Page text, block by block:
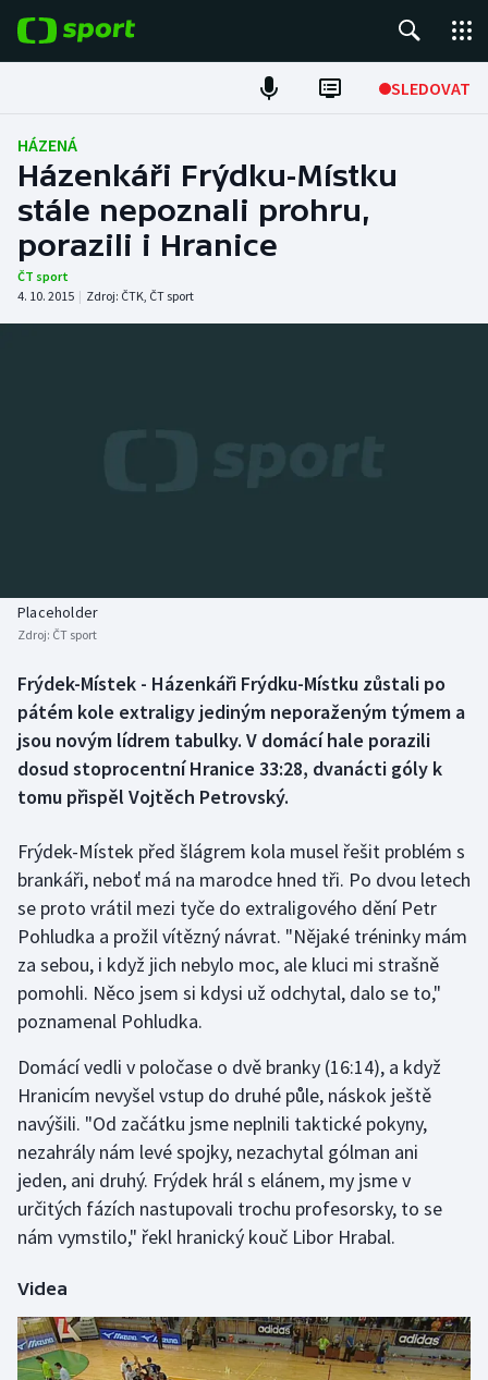
SLEDOVAT
Fotbal
Hokej
Tenis
Atletika
Biatlon
Box
Curling
Florbal
Futsal
Golf
Gymnastika
Házená
Jezdectví
Judo
Krasobruslení
Lezení
Lyže a snowboard
Aplikace ČT sport
HÁZENÁ
Házenkáři Frýdku-Místku
stále nepoznali prohru,
porazili i Hranice
ČT sport
4. 10. 2015 | Zdroj: ČTK, ČT sport
Placeholder
Zdroj: ČT sport
Frýdek-Místek - Házenkáři Frýdku-Místku zůstali po
pátém kole extraligy jediným neporaženým týmem a
jsou novým lídrem tabulky. V domácí hale porazili
dosud stoprocentní Hranice 33:28, dvanácti góly k
tomu přispěl Vojtěch Petrovský.
Frýdek-Místek před šlágrem kola musel řešit problém s
brankáři, neboť má na marodce hned tři. Po dvou letech
se proto vrátil mezi tyče do extraligového dění Petr
Pohludka a prožil vítězný návrat. "Nějaké tréninky mám
za sebou, i když jich nebylo moc, ale kluci mi strašně
pomohli. Něco jsem si kdysi už odchytal, dalo se to,"
poznamenal Pohludka.
Domácí vedli v poločase o dvě branky (16:14), a když
Hranicím nevyšel vstup do druhé půle, náskok ještě
navýšili. "Od začátku jsme neplnili taktické pokyny,
nezahrály nám levé spojky, nezachytal gólman ani
jeden, ani druhý. Frýdek hrál s elánem, my jsme v
určitých fázích nastupovali trochu profesorsky, to se
nám vymstilo," řekl hranický kouč Libor Hrabal.
Videa